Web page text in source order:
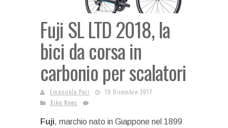
Fuji SL LTD 2018, la
bici da corsa in
carbonio per scalatori
Emanuele Peri
19 Dicembre 2017
Bike News
Fuji, marchio nato in Giappone nel 1899